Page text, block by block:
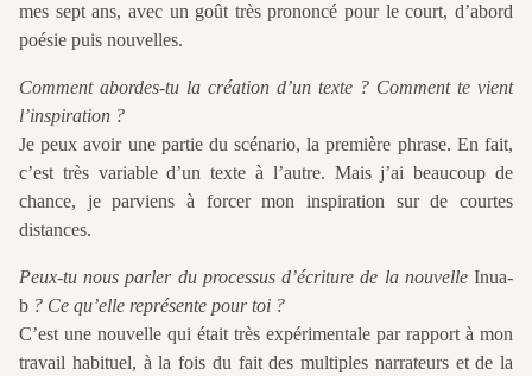
mes sept ans, avec un goût très prononcé pour le court, d’abord
poésie puis nouvelles.
Comment abordes-tu la création d’un texte ? Comment te vient
l’inspiration ?
Je peux avoir une partie du scénario, la première phrase. En fait,
c’est très variable d’un texte à l’autre. Mais j’ai beaucoup de
chance, je parviens à forcer mon inspiration sur de courtes
distances.
Peux-tu nous parler du processus d’écriture de la nouvelleInua-
b ? Ce qu’elle représente pour toi ?
C’est une nouvelle qui était très expérimentale par rapport à mon
travail habituel, à la fois du fait des multiples narrateurs et de la